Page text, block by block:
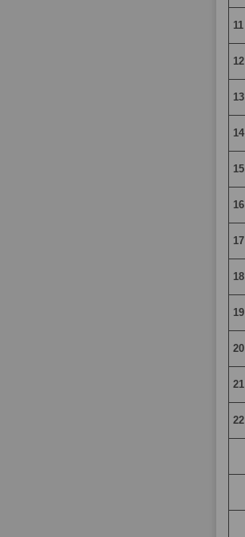
11
12
13
14
15
16
17
18
19
20
21
22